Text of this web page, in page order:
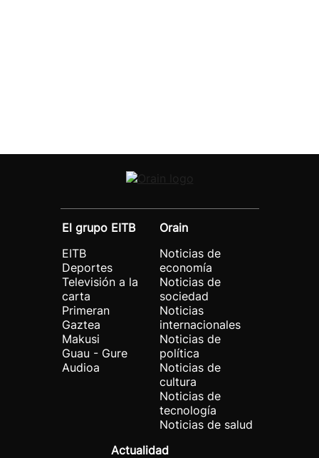
El grupo EITB
EITB
Deportes
Televisión a la
carta
Primeran
Gaztea
Makusi
Guau - Gure
Audioa
Orain
Noticias de
economía
Noticias de
sociedad
Noticias
internacionales
Noticias de
política
Noticias de
cultura
Noticias de
tecnología
Noticias de salud
Actualidad